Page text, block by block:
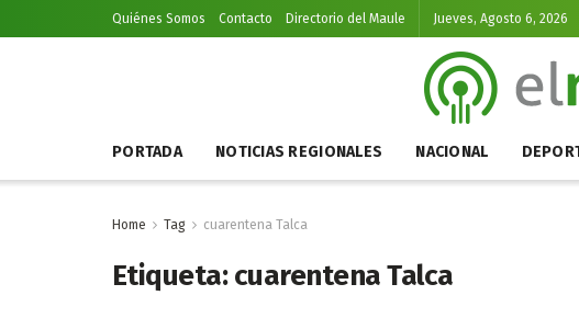
Quiénes Somos Contacto Directorio del Maule Jueves, Agosto 6, 2026
PORTADA NOTICIAS REGIONALES NACIONAL
Home Tag cuarentena Talca
Etiqueta:cuarentena Talca